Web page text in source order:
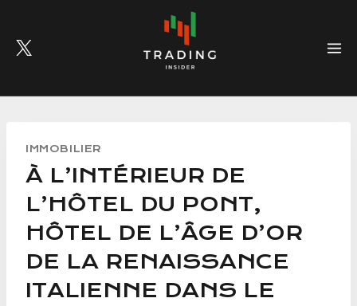
content
IMMOBILIER
À L’INTÉRIEUR DE
L’HÔTEL DU PONT,
HÔTEL DE L’ÂGE D’OR
DE LA RENAISSANCE
ITALIENNE DANS LE